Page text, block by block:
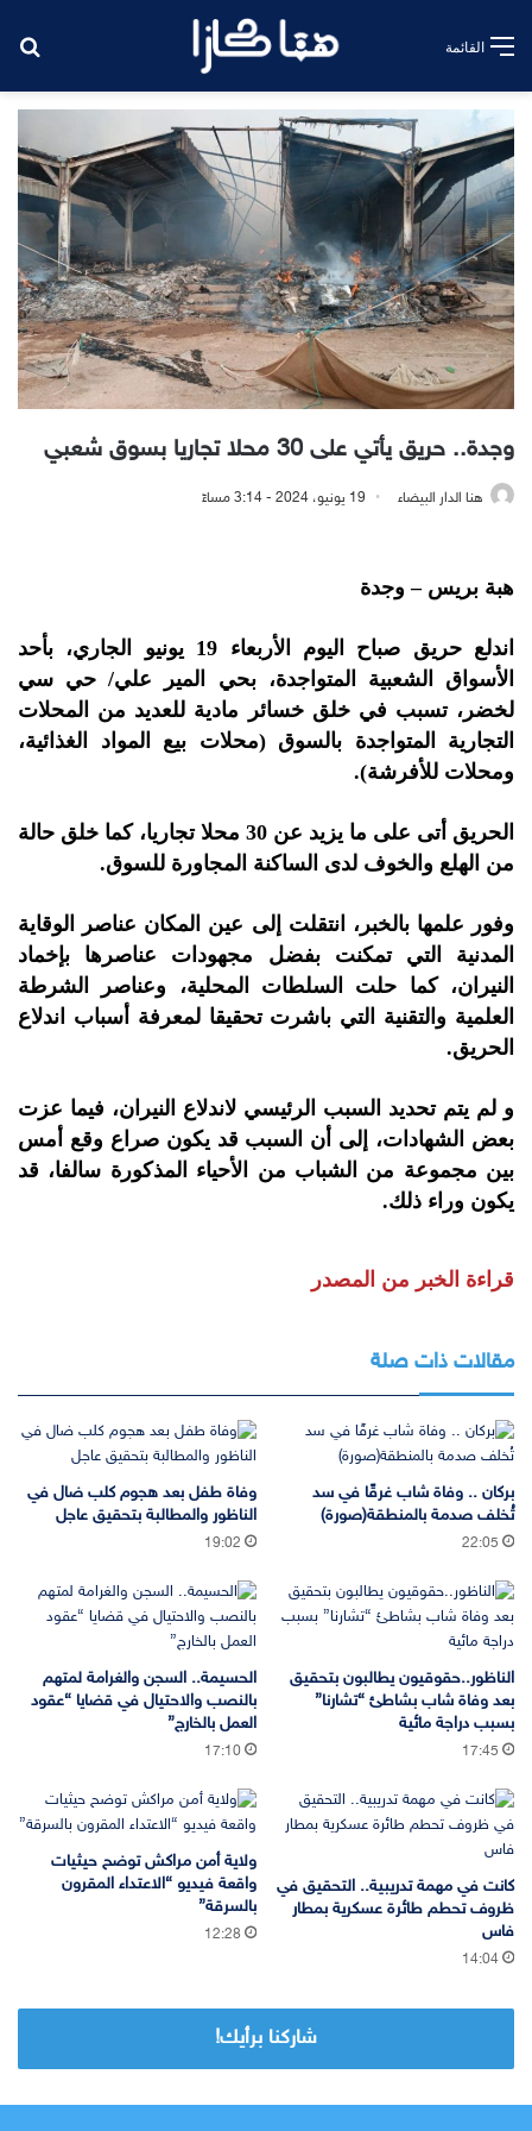
القائمة
وجدة.. حريق يأتي على 30 محلا تجاريا بسوق شعبي
هنا الدار البيضاء 19 يونيو، 2024 - 3:14 مساءً
هبة بريس – وجدة
اندلع حريق صباح اليوم الأربعاء 19 يونيو الجاري، بأحد
الأسواق الشعبية المتواجدة، بحي المير علي/ حي سي
لخضر، تسبب في خلق خسائر مادية للعديد من المحلات
التجارية المتواجدة بالسوق (محلات بيع المواد الغذائية،
ومحلات للأفرشة).
الحريق أتى على ما يزيد عن 30 محلا تجاريا، كما خلق حالة
من الهلع والخوف لدى الساكنة المجاورة للسوق.
وفور علمها بالخبر، انتقلت إلى عين المكان عناصر الوقاية
المدنية التي تمكنت بفضل مجهودات عناصرها بإخماد
النيران، كما حلت السلطات المحلية، وعناصر الشرطة
العلمية والتقنية التي باشرت تحقيقا لمعرفة أسباب اندلاع
الحريق.
و لم يتم تحديد السبب الرئيسي لاندلاع النيران، فيما عزت
بعض الشهادات، إلى أن السبب قد يكون صراع وقع أمس
بين مجموعة من الشباب من الأحياء المذكورة سالفا، قد
يكون وراء ذلك.
قراءة الخبر من المصدر
مقالات ذات صلة
بركان .. وفاة شاب غرقًا في سد
تُخلف صدمة بالمنطقة(صورة)
22:05
وفاة طفل بعد هجوم كلب ضال في
الناظور والمطالبة بتحقيق عاجل
19:02
الناظور..حقوقيون يطالبون بتحقيق
بعد وفاة شاب بشاطئ “تشارنا”
بسبب دراجة مائية
17:45
الحسيمة.. السجن والغرامة لمتهم
بالنصب والاحتيال في قضايا “عقود
العمل بالخارج”
17:10
كانت في مهمة تدريبية.. التحقيق في
ظروف تحطم طائرة عسكرية بمطار
فاس
14:04
ولاية أمن مراكش توضح حيثيات
واقعة فيديو “الاعتداء المقرون
بالسرقة”
12:28
شاركنا برأيك!